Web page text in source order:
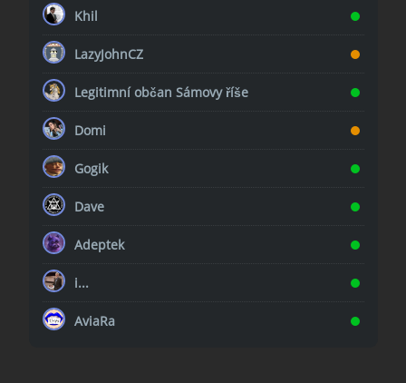
Khil
LazyJohnCZ
Legitimní občan Sámovy říše
Domi
Gogik
Dave
Adeptek
i...
AviaRa